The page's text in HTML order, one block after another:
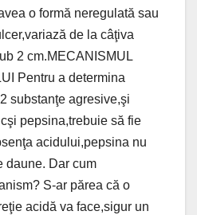
o formă neregulată sau
de la câţiva
2 cm.MECANISMUL
Pentru a determina
substanţe agresive,şi
pepsina,trebuie să fie
acidului,pepsina nu
daune. Dar cum
S-ar părea că o
acidă va face,sigur un